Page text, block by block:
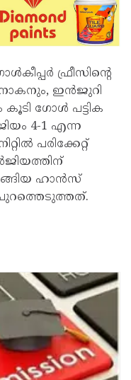
ഫ്രീസിന്റെ
ഇൻജുറി
ഗോൾ പട്ടിക
4-1 എന്ന
പരിക്കേറ്റ്
ഹാൻസ്
പുറത്തെടുത്തത്.